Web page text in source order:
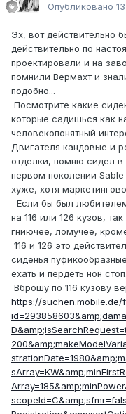
Опубликовано
Эх, вот действительно
действительно по
проектировали и на
помнили Вермахт и
подобно...
Посмотрите какие
которые садишься как
человекопонятный
Двигателя кандовые и
отделки, помню сидел в
первом поколении
хуже, хотя
Если бы был
на 116 или 126 кузов,
гниючее, ломучее,
116 и 126 это
сиденья
ехать и пердеть нон
Вброшу по 116 кузову
https://suchen.mobile.de/